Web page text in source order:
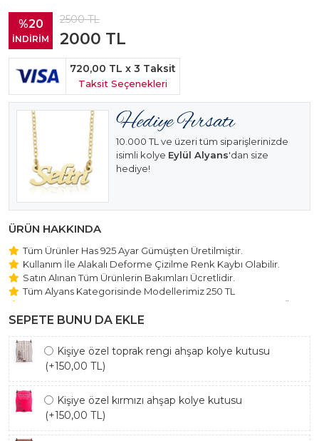
%20
İNDİRİM
2500TL
2000 TL
720,00 TL x 3 Taksit
Taksit Seçenekleri
10.000 TL ve üzeri tüm siparişlerinizde
isimli kolye Eylül Alyans'dan size
hediye!
ÜRÜN HAKKINDA
Tüm Ürünler Has 925 Ayar Gümüşten Üretilmiştir.
Kullanım İle Alakalı Deforme Çizilme Renk Kaybı Olabilir.
Satın Alınan Tüm Ürünlerin Bakımları Ücretlidir.
Tüm Alyans Kategorisinde Modellerimiz 250 TL
Beştaş Tektaş Kolye ve Bileklik Modellerimiz 150 TL Sabit Ücret
ile Hareket Edilmektedir.
SEPETE BUNU DA EKLE
Kişiye özel toprak rengi ahşap kolye kutusu
(+150,00 TL)
Kişiye özel kırmızı ahşap kolye kutusu
(+150,00 TL)